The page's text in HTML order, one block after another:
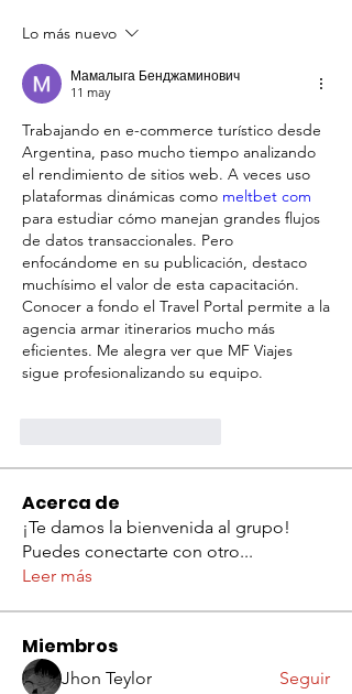
Lo más nuevo
Мамалыга Бенджаминович
11 may
Trabajando en e-commerce turístico desde
Argentina, paso mucho tiempo analizando
el rendimiento de sitios web. A veces uso
plataformas dinámicas como meltbet com
para estudiar cómo manejan grandes flujos
de datos transaccionales. Pero
enfocándome en su publicación, destaco
muchísimo el valor de esta capacitación.
Conocer a fondo el Travel Portal permite a la
agencia armar itinerarios mucho más
eficientes. Me alegra ver que MF Viajes
sigue profesionalizando su equipo.
Acerca de
¡Te damos la bienvenida al grupo!
Puedes conectarte con otro...
Leer más
Miembros
Jhon Teylor
Seguir